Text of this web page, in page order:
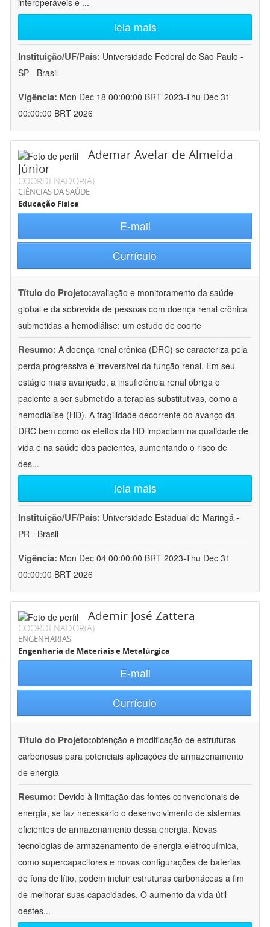
interoperáveis e ...
leia mais
Instituição/UF/País: Universidade Federal de São Paulo -
SP - Brasil
Vigência: Mon Dec 18 00:00:00 BRT 2023-Thu Dec 31
00:00:00 BRT 2026
Ademar Avelar de Almeida
Júnior
COORDENADOR(A)
CIÊNCIAS DA SAÚDE
Educação Física
E-mail
Currículo
Título do Projeto:avaliação e monitoramento da saúde
global e da sobrevida de pessoas com doença renal crônica
submetidas a hemodiálise: um estudo de coorte
Resumo: A doença renal crônica (DRC) se caracteriza pela
perda progressiva e irreversível da função renal. Em seu
estágio mais avançado, a insuficiência renal obriga o
paciente a ser submetido a terapias substitutivas, como a
hemodiálise (HD). A fragilidade decorrente do avanço da
DRC bem como os efeitos da HD impactam na qualidade de
vida e na saúde dos pacientes, aumentando o risco de
des...
leia mais
Instituição/UF/País: Universidade Estadual de Maringá -
PR - Brasil
Vigência: Mon Dec 04 00:00:00 BRT 2023-Thu Dec 31
00:00:00 BRT 2026
Ademir José Zattera
COORDENADOR(A)
ENGENHARIAS
Engenharia de Materiais e Metalúrgica
E-mail
Currículo
Título do Projeto:obtenção e modificação de estruturas
carbonosas para potenciais aplicações de armazenamento
de energia
Resumo: Devido à limitação das fontes convencionais de
energia, se faz necessário o desenvolvimento de sistemas
eficientes de armazenamento dessa energia. Novas
tecnologias de armazenamento de energia eletroquímica,
como supercapacitores e novas configurações de baterias
de íons de lítio, podem incluir estruturas carbonáceas a fim
de melhorar suas capacidades. O aumento da vida útil
destes...